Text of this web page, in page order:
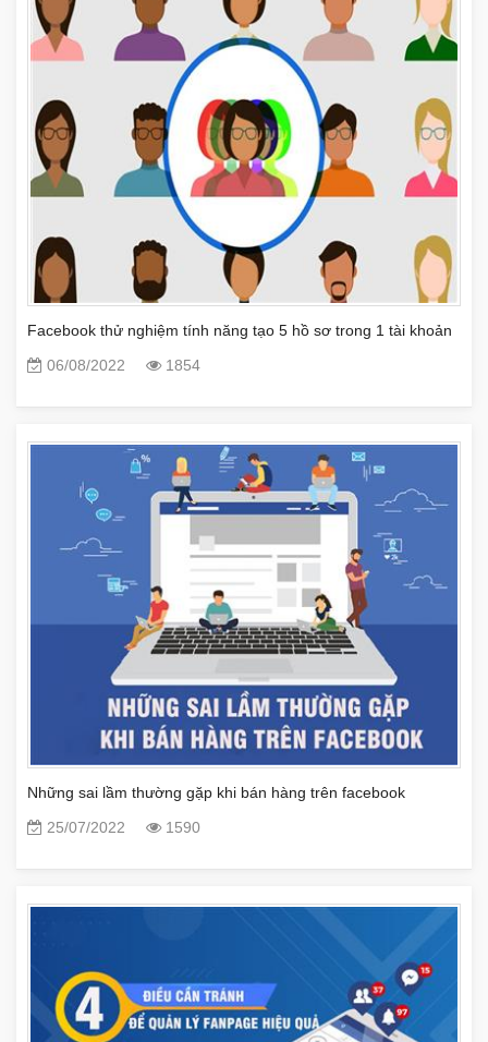
Facebook thử nghiệm tính năng tạo 5 hồ sơ trong 1 tài khoản
06/08/2022
1854
Những sai lầm thường gặp khi bán hàng trên facebook
25/07/2022
1590